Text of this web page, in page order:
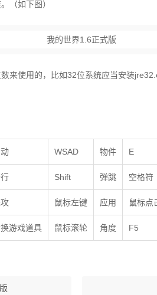
（如下图）
来使用的，比如32位系统应当安装
WSAD 物件 E
Shift 弹跳 空格符
鼠标左键 应用 鼠标点
游戏道具 鼠标滚轮 角度 F5